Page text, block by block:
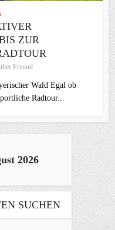
ZUR
Freund
Wald Egal ob
Radtour...
2026
SUCHEN